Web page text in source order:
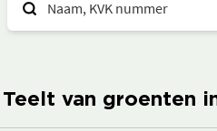
Teelt van groenten